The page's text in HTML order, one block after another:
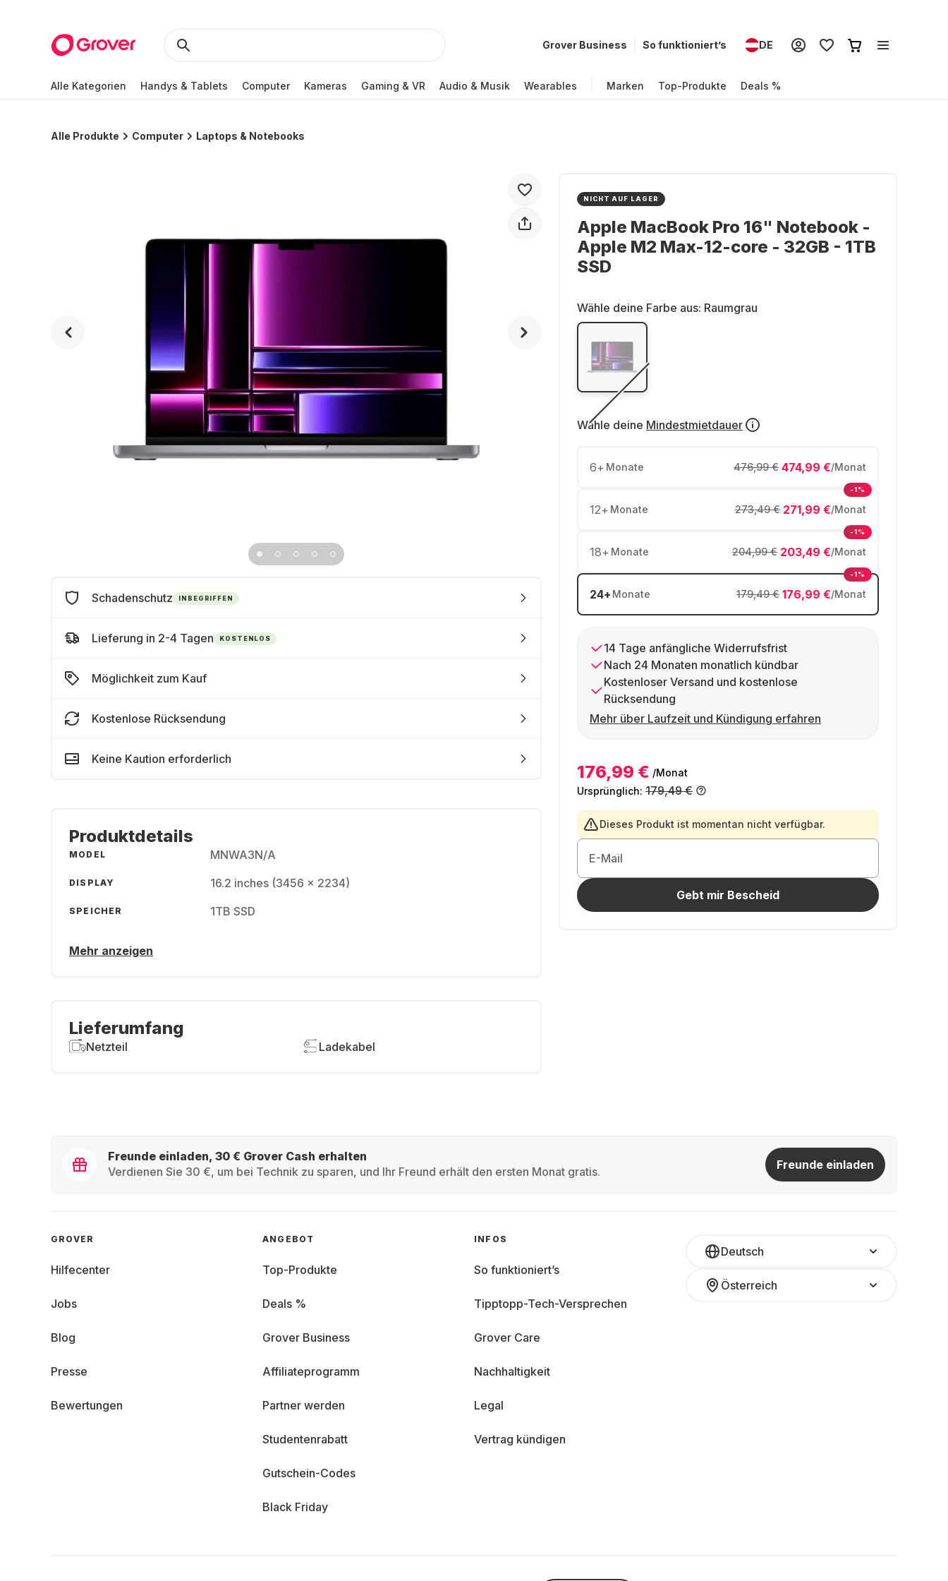
Grover Business So funktioniert’s DE
Alle Kategorien Handys & Tablets Computer Kameras Gaming & VR Audio & Musik Wearables Marken Top-Produkte Deals %
Alle Produkte Computer Laptops & Notebooks
NICHT AUF LAGER
Apple MacBook Pro 16" Notebook -
Apple M2 Max-12-core - 32GB - 1TB
SSD
Wähle deine Farbe aus: Raumgrau
Wähle deine Mindestmietdauer
6+ Monate 474,99 €/Monat
476,99 €
12+ Monate 271,99 €/Monat
273,49 €
-1%
18+ Monate 203,49 €/Monat
204,99 €
-1%
24+ Monate 176,99 €/Monat
179,49 €
-1%
14 Tage anfängliche Widerrufsfrist
Nach 24 Monaten monatlich kündbar
Kostenloser Versand und kostenlose
Rücksendung
Mehr über Laufzeit und Kündigung erfahren
176,99 € /Monat
Ursprünglich: 179,49 €
Dieses Produkt ist momentan nicht verfügbar.
E-Mail
Gebt mir Bescheid
Schadenschutz INBEGRIFFEN
Lieferung in 2-4 Tagen KOSTENLOS
Möglichkeit zum Kauf
Kostenlose Rücksendung
Keine Kaution erforderlich
Produktdetails
MODEL MNWA3N/A
DISPLAY 16.2 inches (3456 x 2234)
SPEICHER 1TB SSD
Mehr anzeigen
Lieferumfang
Netzteil Ladekabel
Freunde einladen, 30 € Grover Cash erhalten
Verdienen Sie 30 €, um bei Technik zu sparen, und Ihr Freund erhält den ersten Monat gratis.
Freunde einladen
Deutsch
Österreich
GROVER
Hilfecenter
Jobs
Blog
Presse
Bewertungen
ANGEBOT
Top-Produkte
Deals %
Grover Business
Affiliateprogramm
Partner werden
Studentenrabatt
Gutschein-Codes
Black Friday
INFOS
So funktioniert’s
Tipptopp-Tech-Versprechen
Grover Care
Nachhaltigkeit
Legal
Vertrag kündigen